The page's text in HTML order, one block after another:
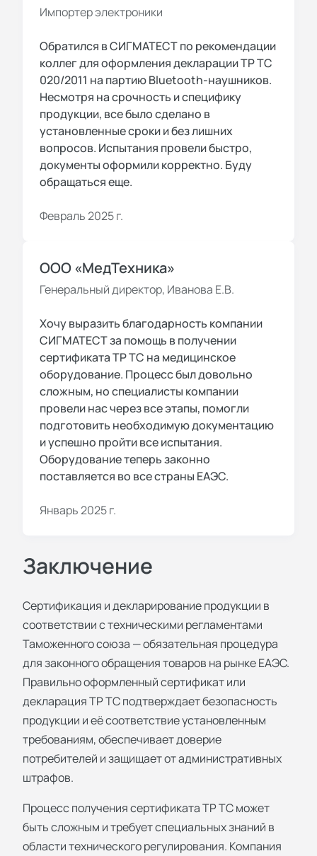
Импортер электроники
Обратился в СИГМАТЕСТ по рекомендации
коллег для оформления декларации ТР ТС
020/2011 на партию Bluetooth-наушников.
Несмотря на срочность и специфику
продукции, все было сделано в
установленные сроки и без лишних
вопросов. Испытания провели быстро,
документы оформили корректно. Буду
обращаться еще.
Февраль 2025 г.
ООО «МедТехника»
Генеральный директор, Иванова Е.В.
Хочу выразить благодарность компании
СИГМАТЕСТ за помощь в получении
сертификата ТР ТС на медицинское
оборудование. Процесс был довольно
сложным, но специалисты компании
провели нас через все этапы, помогли
подготовить необходимую документацию
и успешно пройти все испытания.
Оборудование теперь законно
поставляется во все страны ЕАЭС.
Январь 2025 г.
Заключение
Сертификация и декларирование продукции в
соответствии с техническими регламентами
Таможенного союза — обязательная процедура
для законного обращения товаров на рынке ЕАЭС.
Правильно оформленный сертификат или
декларация ТР ТС подтверждает безопасность
продукции и её соответствие установленным
требованиям, обеспечивает доверие
потребителей и защищает от административных
штрафов.
Процесс получения сертификата ТР ТС может
быть сложным и требует специальных знаний в
области технического регулирования. Компания